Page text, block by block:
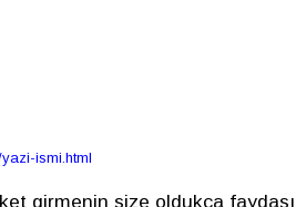
ismi.html
girmenin size oldukça faydası